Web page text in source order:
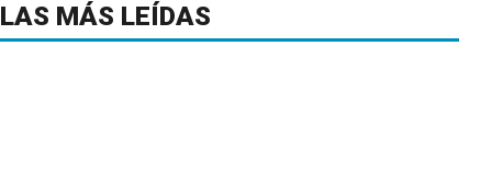
LAS MÁS LEÍDAS